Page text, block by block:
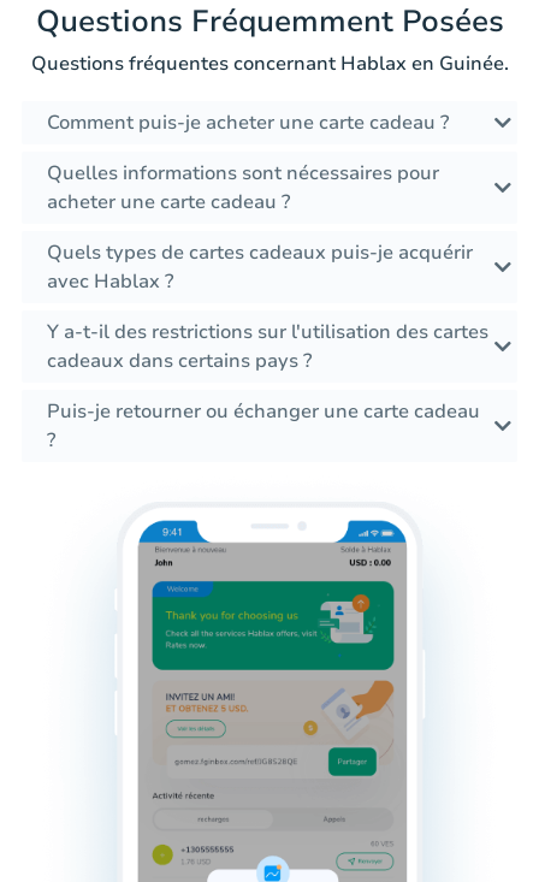
Questions Fréquemment Posées
Questions fréquentes concernant Hablax en Guinée.
Comment puis-je acheter une carte cadeau ?
Quelles informations sont nécessaires pour
acheter une carte cadeau ?
Quels types de cartes cadeaux puis-je acquérir
avec Hablax ?
Y a-t-il des restrictions sur l'utilisation des cartes
cadeaux dans certains pays ?
Puis-je retourner ou échanger une carte cadeau
?